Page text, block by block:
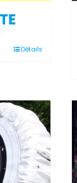
Détails